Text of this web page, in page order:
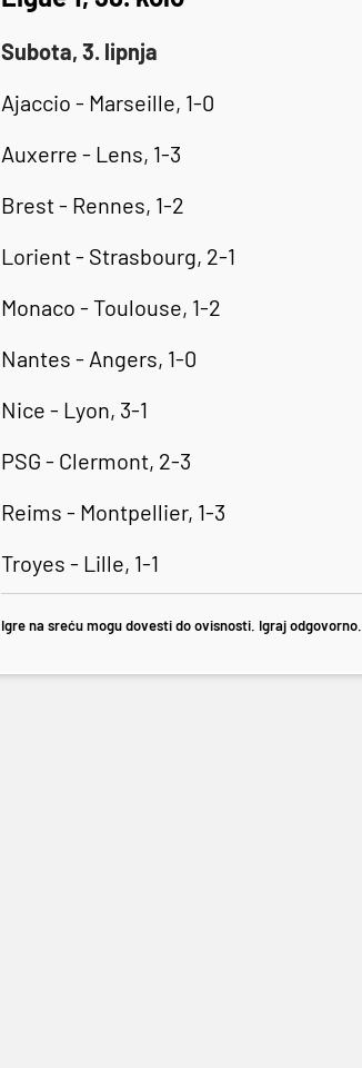
Subota, 3. lipnja
Ajaccio - Marseille, 1-0
Auxerre - Lens, 1-3
Brest - Rennes, 1-2
Lorient - Strasbourg, 2-1
Monaco - Toulouse, 1-2
Nantes - Angers, 1-0
Nice - Lyon, 3-1
PSG - Clermont, 2-3
Reims - Montpellier, 1-3
Troyes - Lille, 1-1
Igre na sreću mogu dovesti do ovisnosti. Igraj odgovorno.